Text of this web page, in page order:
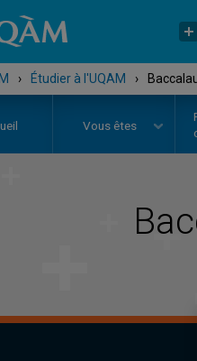
› Étudier à l'UQAM ›
Vous êtes